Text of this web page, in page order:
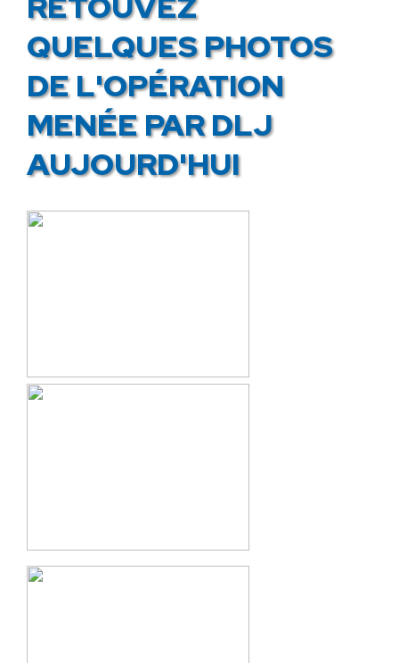
QUELQUES PHOTOS
DE L'OPÉRATION
MENÉE PAR DLJ
AUJOURD'HUI